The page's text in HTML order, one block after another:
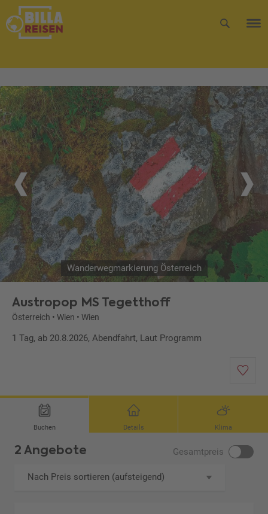
Wanderwegmarkierung Österreich
Austropop MS Tegetthoff
Österreich • Wien • Wien
1 Tag, ab 20.8.2026, Abendfahrt, Laut Programm
Buchen Details Klima
2 Angebote Gesamtpreis
Nach Preis sortieren (aufsteigend)